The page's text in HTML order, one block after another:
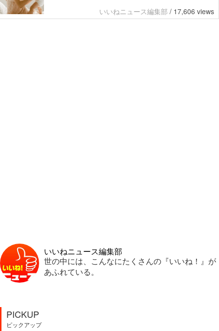
いいねニュース編集部 / 17,606 views
いいねニュース編集部
世の中には、こんなにたくさんの『いいね！』が
あふれている。
PICKUP
ピックアップ